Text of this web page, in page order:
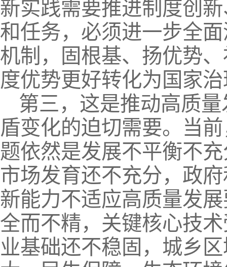
新实践需要推进制度创
和任务，必须进一步全
机制，固根基、扬优势
度优势更好转化为国家
第三，这是推动高质
盾变化的迫切需要。当
题依然是发展不平衡不
市场发育还不充分，政
新能力不适应高质量发
全而不精，关键核心技
业基础还不稳固，城乡